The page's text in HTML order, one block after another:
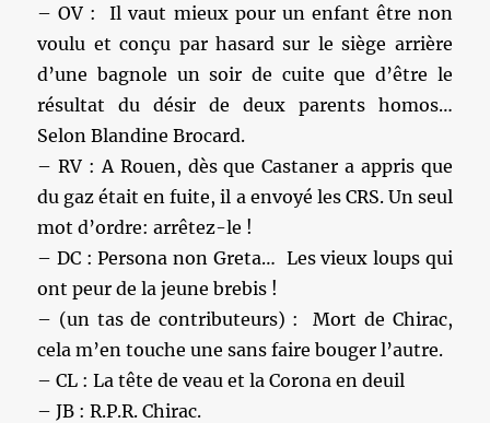
– OV : Il vaut mieux pour un enfant être non
voulu et conçu par hasard sur le siège arrière
d’une bagnole un soir de cuite que d’être le
résultat du désir de deux parents homos…
Selon Blandine Brocard.
– RV : A Rouen, dès que Castaner a appris que
du gaz était en fuite, il a envoyé les CRS. Un seul
mot d’ordre: arrêtez-le !
– DC : Persona non Greta… Les vieux loups qui
ont peur de la jeune brebis !
– (un tas de contributeurs) : Mort de Chirac,
cela m’en touche une sans faire bouger l’autre.
– CL : La tête de veau et la Corona en deuil
– JB : R.P.R. Chirac.